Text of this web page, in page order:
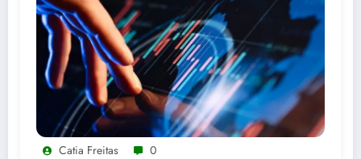
Catia Freitas 0